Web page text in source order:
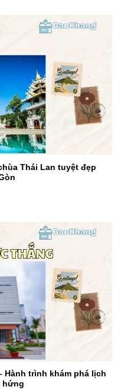
Thái Lan tuyệt đẹp
Hành trình khám phá lịch
hứng